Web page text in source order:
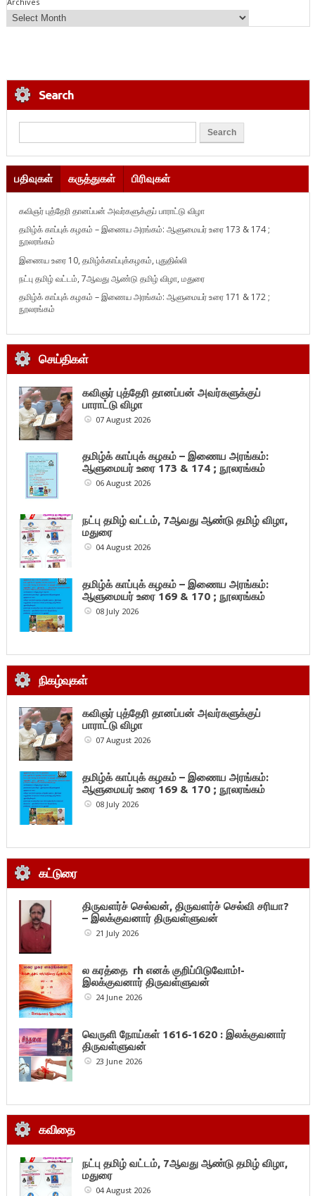
Search
பதிவுகள் கருத்துகள் பிரிவுகள்
கவிஞர் புத்தேரி தானப்பன் அவர்களுக்குப் பாராட்டு விழா
தமிழ்க் காப்புக் கழகம் – இணைய அரங்கம்: ஆளுமையர் உரை 173 & 174 ;
நூலரங்கம்
இணைய உரை 10, தமிழ்க்காப்புக்கழகம், புதுதில்லி
நட்பு தமிழ் வட்டம், 7ஆவது ஆண்டு தமிழ் விழா, மதுரை
தமிழ்க் காப்புக் கழகம் – இணைய அரங்கம்: ஆளுமையர் உரை 171 & 172 ;
நூலரங்கம்
செய்திகள்
கவிஞர் புத்தேரி தானப்பன் அவர்களுக்குப்
பாராட்டு விழா
07 August 2026
தமிழ்க் காப்புக் கழகம் – இணைய அரங்கம்:
ஆளுமையர் உரை 173 & 174 ; நூலரங்கம்
06 August 2026
நட்பு தமிழ் வட்டம், 7ஆவது ஆண்டு தமிழ் விழா,
மதுரை
04 August 2026
தமிழ்க் காப்புக் கழகம் – இணைய அரங்கம்:
ஆளுமையர் உரை 169 & 170 ; நூலரங்கம்
08 July 2026
நிகழ்வுகள்
கவிஞர் புத்தேரி தானப்பன் அவர்களுக்குப்
பாராட்டு விழா
07 August 2026
தமிழ்க் காப்புக் கழகம் – இணைய அரங்கம்:
ஆளுமையர் உரை 169 & 170 ; நூலரங்கம்
08 July 2026
கட்டுரை
திருவளர்ச் செல்வன், திருவளர்ச் செல்வி சரியா?
– இலக்குவனார் திருவள்ளுவன்
21 July 2026
ல கரத்தை rh எனக் குறிப்பிடுவோம்!-
இலக்குவனார் திருவள்ளுவன்
24 June 2026
வெருளி நோய்கள் 1616-1620 : இலக்குவனார்
திருவள்ளுவன்
23 June 2026
கவிதை
நட்பு தமிழ் வட்டம், 7ஆவது ஆண்டு தமிழ் விழா,
மதுரை
04 August 2026